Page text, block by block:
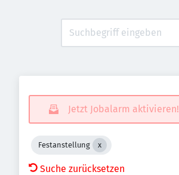
Jetzt Jobalarm aktivieren!
Festanstellung
Suche zurücksetzen